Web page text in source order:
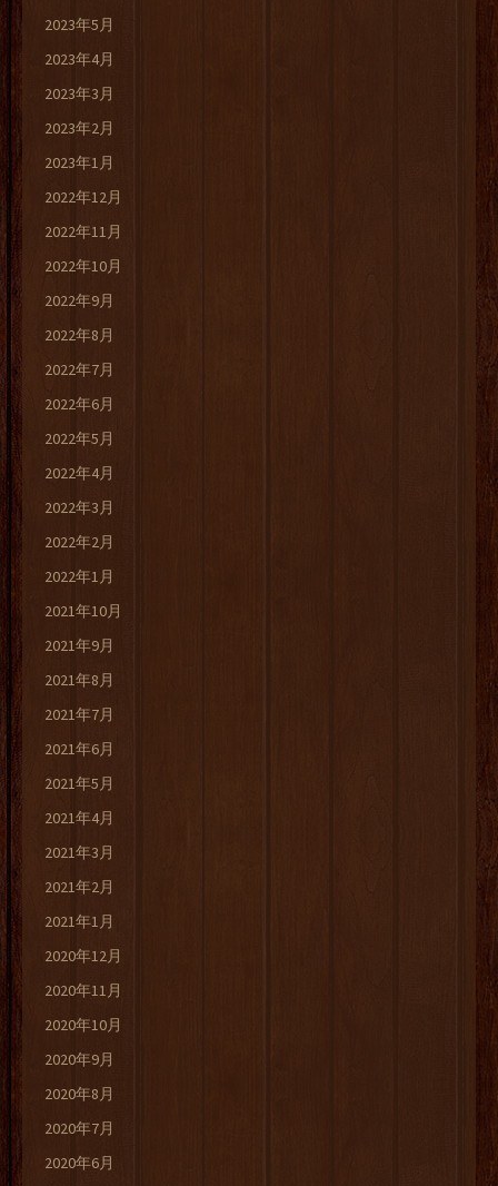
2023年5月
2023年4月
2023年3月
2023年2月
2023年1月
2022年12月
2022年11月
2022年10月
2022年9月
2022年8月
2022年7月
2022年6月
2022年5月
2022年4月
2022年3月
2022年2月
2022年1月
2021年10月
2021年9月
2021年8月
2021年7月
2021年6月
2021年5月
2021年4月
2021年3月
2021年2月
2021年1月
2020年12月
2020年11月
2020年10月
2020年9月
2020年8月
2020年7月
2020年6月